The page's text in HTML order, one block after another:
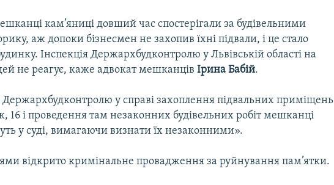
кам’яниці довший час спостерігали за будівельними
аж допоки бізнесмен не захопив їхні підвали, і це стало
Інспекція Держархбудконтролю у Львівській області на
не реагує, каже адвокат мешканцівІрина Бабій.
Держархбудконтролю у справі захоплення підвальних приміщень
16 і проведення там незаконних будівельних робіт мешканці
у суді, вимагаючи визнати їх незаконними».
відкрито кримінальне провадження за руйнування пам’ятки.